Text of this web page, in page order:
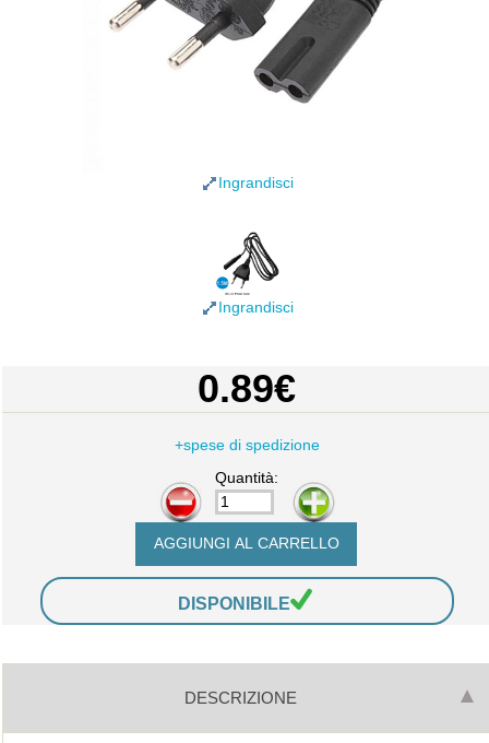
Ingrandisci
Ingrandisci
0.89€
+spese di spedizione
Quantità:
-
+
DISPONIBILE
DESCRIZIONE